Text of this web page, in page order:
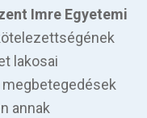
Imre Egyetemi
lakosai
annak